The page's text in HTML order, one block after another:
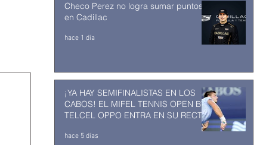
Checo Perez no logra sumar puntos
en Cadillac
hace 1 día
¡YA HAY SEMIFINALISTAS EN LOS
CABOS! EL MIFEL TENNIS OPEN BY
TELCEL OPPO ENTRA EN SU RECTA
hace 5 días